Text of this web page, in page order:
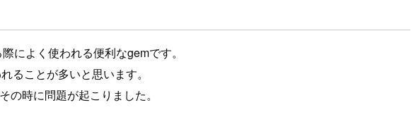
によく使われる便利なgemです。
ることが多いと思います。
時に問題が起こりました。